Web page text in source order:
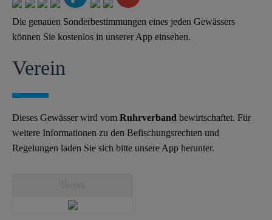
Die genauen Sonderbestimmungen eines jeden Gewässers
können Sie kostenlos in unserer App einsehen.
Verein
Dieses Gewässer wird vom Ruhrverband bewirtschaftet. Für
weitere Informationen zu den Befischungsrechten und
Regelungen laden Sie sich bitte unsere App herunter.